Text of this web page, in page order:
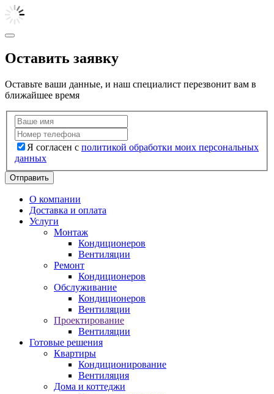
Оставить заявку
Оставьте ваши данные, и наш специалист перезвонит вам в
ближайшее время
Я согласен с политикой обработки моих персональных
данных
Отправить
О компании
Доставка и оплата
Услуги
Монтаж
Кондиционеров
Вентиляции
Ремонт
Кондиционеров
Обслуживание
Кондиционеров
Вентиляции
Проектирование
Вентиляции
Готовые решения
Квартиры
Кондиционирование
Вентиляция
Дома и коттеджи